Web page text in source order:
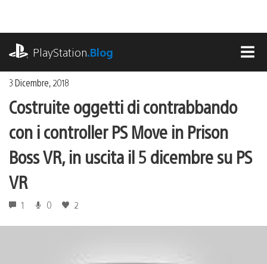
contenuto
PlayStation.Blog
3 Dicembre, 2018
Costruite oggetti di contrabbando
con i controller PS Move in Prison
Boss VR, in uscita il 5 dicembre su PS
VR
1 0 2